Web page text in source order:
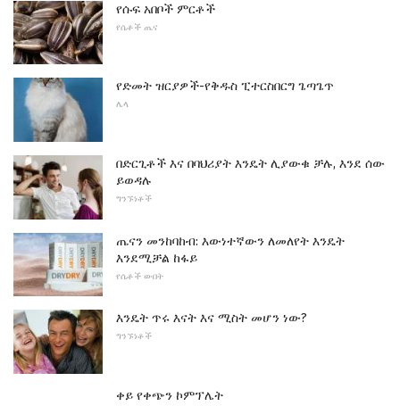
የሱፍ አበቦች ምርቶች
የሴቶች ጤና
የድመት ዝርያዎች-የቅዱስ ፒተርስበርግ ጌጣጌጥ
ሌላ
በድርጊቶች እና በባህሪያት እንዴት ሊያውቁ ቻሉ, እንደ ሰው
ይወዳሉ
ግንኙነቶች
ጤናን መንከባከብ: እውነተኛውን ለመለየት እንዴት
እንደሚቻል ከፋይ
የሴቶች ውበት
እንዴት ጥሩ እናት እና ሚስት መሆን ነው?
ግንኙነቶች
ቀይ የቀጭን ኮምፕሌት